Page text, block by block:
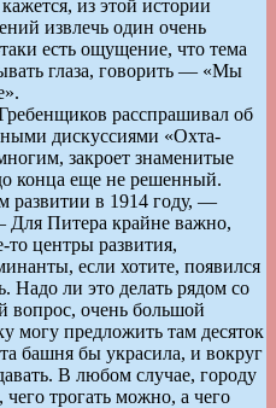
из этой истории
извлечь один очень
есть ощущение, что тема
глаза, говорить — «Мы
расспрашивал об
дискуссиями «Охта-
закроет знаменитые
конца еще не решенный.
развитии в 1914 году, —
Питера крайне важно,
то центры развития,
если хотите, появился
Надо ли это делать рядом со
очень большой
могу предложить там десяток
башня бы украсила, и вокруг
В любом случае, городу
трогать можно, а чего